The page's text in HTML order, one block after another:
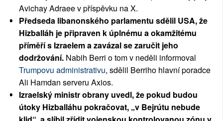
Avichay Adraee v příspěvku na X.
Předseda libanonského parlamentu sdělil USA, že
Hizballáh je připraven k úplnému a okamžitému
příměří s Izraelem a zavázal se zaručit jeho
dodržování. Nabih Berri o tom v neděli informoval
Trumpovu administrativu, sdělil Berriho hlavní poradce
Ali Hamdan serveru Axios.
Izraelský ministr obrany uvedl, že pokud budou
útoky Hizballáhu pokračovat, „v Bejrútu nebude